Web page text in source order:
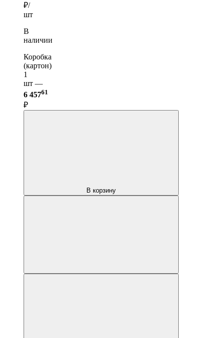
₽/
шт
В
наличии
Коробка
(картон)
1
шт —
6 45761
₽
В корзину